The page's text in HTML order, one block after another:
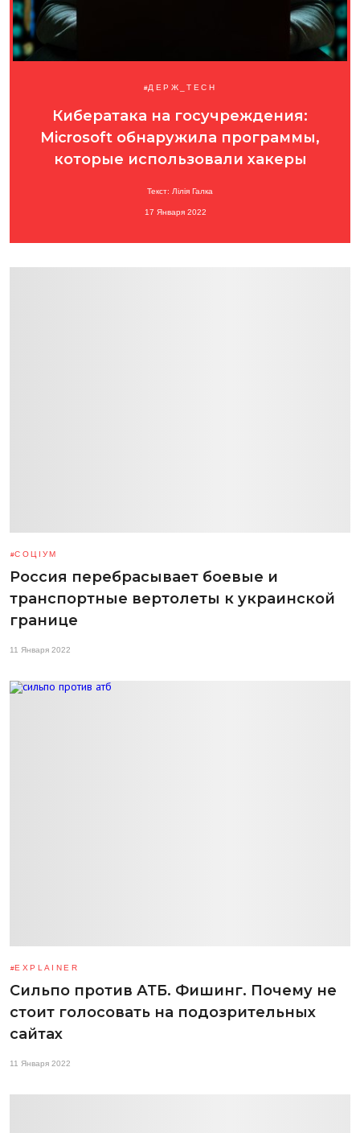
ДЕРЖ_TECH
Кибератака на госучреждения:
Microsoft обнаружила программы,
которые использовали хакеры
Текст: Лілія Галка
17 Января 2022
СОЦІУМ
Россия перебрасывает боевые и
транспортные вертолеты к украинской
границе
11 Января 2022
EXPLAINER
Сильпо против АТБ. Фишинг. Почему не
стоит голосовать на подозрительных
сайтах
11 Января 2022